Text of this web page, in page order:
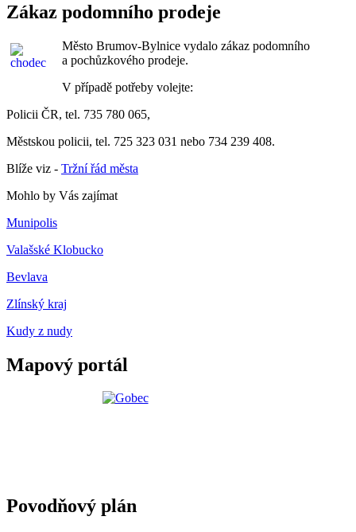
Zákaz podomního prodeje
Město Brumov-Bylnice vydalo zákaz podomního
a pochůzkového prodeje.
V případě potřeby volejte:
Policii ČR, tel. 735 780 065,
Městskou policii, tel. 725 323 031 nebo 734 239 408.
Blíže viz - Tržní řád města
Mohlo by Vás zajímat
Munipolis
Valašské Klobucko
Bevlava
Zlínský kraj
Kudy z nudy
Mapový portál
Povodňový plán